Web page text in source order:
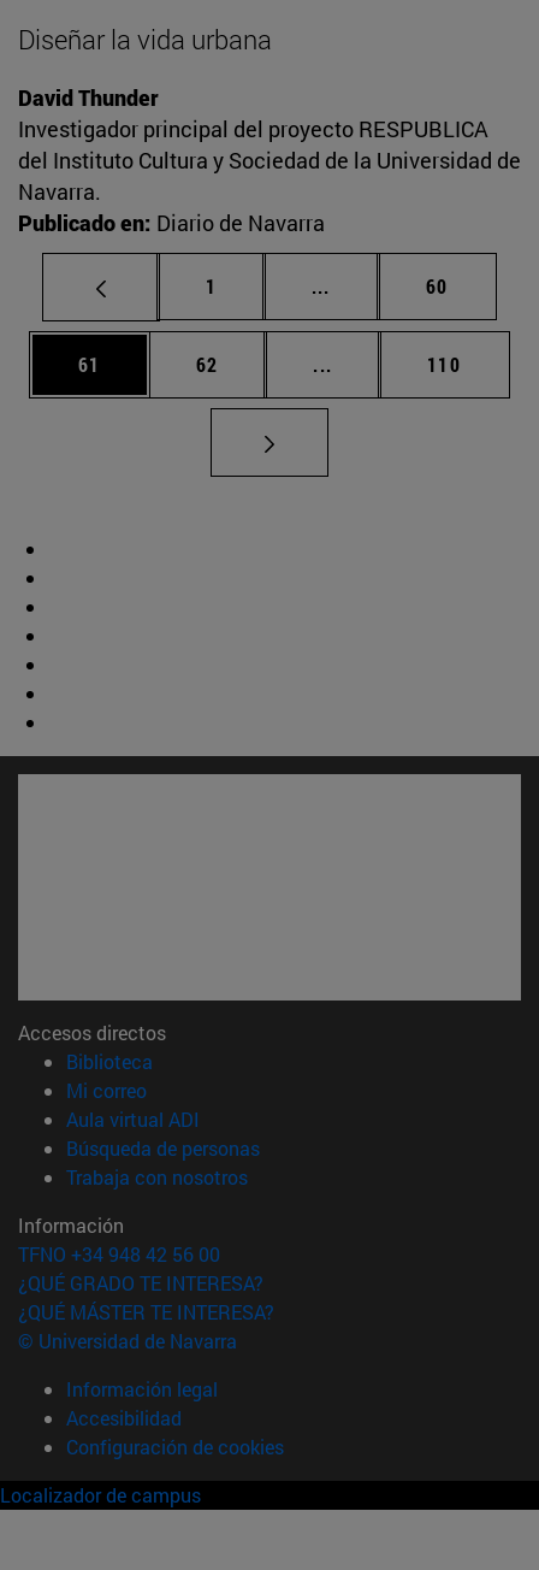
Diseñar la vida urbana
David Thunder
Investigador principal del proyecto RESPUBLICA
del Instituto Cultura y Sociedad de la Universidad de
Navarra.
Publicado en: Diario de Navarra
Página
1 ... Páginas intermedias
Página
60
Página
61 Página
62 ... Páginas intermedias
Página
110
Accesos directos
Biblioteca
Mi correo(abre en nueva ventana)
Aula virtual ADI
Búsqueda de personas(abre en nueva ventana)
Trabaja con nosotros(abre en nueva ventana)
Información
TFNO +34 948 42 56 00
¿QUÉ GRADO TE INTERESA?
¿QUÉ MÁSTER TE INTERESA?
© Universidad de Navarra
Información legal
Accesibilidad
Configuración de cookies
Localizador de campus